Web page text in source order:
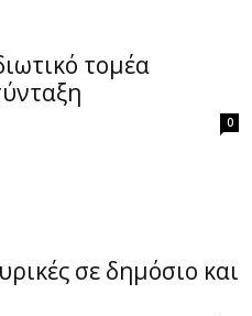
τομέα
0
σε δημόσιο και